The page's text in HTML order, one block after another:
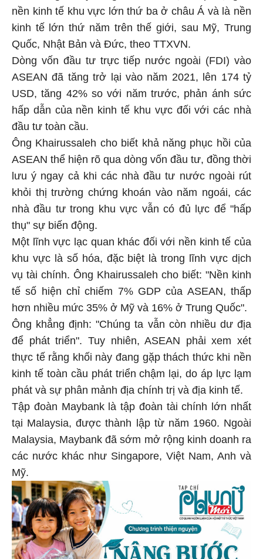
nền kinh tế khu vực lớn thứ ba ở châu Á và là nền
kinh tế lớn thứ năm trên thế giới, sau Mỹ, Trung
Quốc, Nhật Bản và Đức, theo TTXVN.
Dòng vốn đầu tư trực tiếp nước ngoài (FDI) vào
ASEAN đã tăng trở lại vào năm 2021, lên 174 tỷ
USD, tăng 42% so với năm trước, phản ánh sức
hấp dẫn của nền kinh tế khu vực đối với các nhà
đầu tư toàn cầu.
Ông Khairussaleh cho biết khả năng phục hồi của
ASEAN thể hiện rõ qua dòng vốn đầu tư, đồng thời
lưu ý ngay cả khi các nhà đầu tư nước ngoài rút
khỏi thị trường chứng khoán vào năm ngoái, các
nhà đầu tư trong khu vực vẫn có đủ lực để "hấp
thụ" sự biến động.
Một lĩnh vực lạc quan khác đối với nền kinh tế của
khu vực là số hóa, đặc biệt là trong lĩnh vực dịch
vụ tài chính. Ông Khairussaleh cho biết: "Nền kinh
tế số hiện chỉ chiếm 7% GDP của ASEAN, thấp
hơn nhiều mức 35% ở Mỹ và 16% ở Trung Quốc".
Ông khẳng định: "Chúng ta vẫn còn nhiều dư địa
để phát triển". Tuy nhiên, ASEAN phải xem xét
thực tế rằng khối này đang gặp thách thức khi nền
kinh tế toàn cầu phát triển chậm lại, do áp lực lạm
phát và sự phân mảnh địa chính trị và địa kinh tế.
Tập đoàn Maybank là tập đoàn tài chính lớn nhất
tại Malaysia, được thành lập từ năm 1960. Ngoài
Malaysia, Maybank đã sớm mở rộng kinh doanh ra
các nước khác như Singapore, Việt Nam, Anh và
Mỹ.